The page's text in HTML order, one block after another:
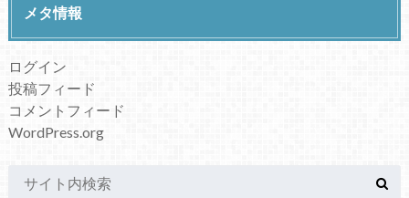
メタ情報
ログイン
投稿フィード
コメントフィード
WordPress.org